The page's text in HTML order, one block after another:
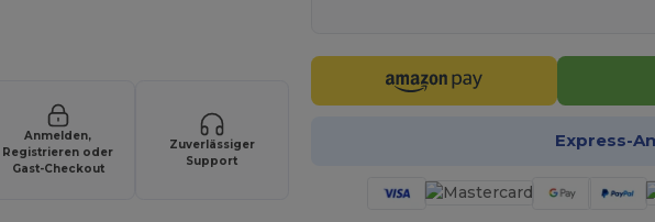
Anmelden,
Registrieren oder
Gast-Checkout
Zuverlässiger
Support
Express-